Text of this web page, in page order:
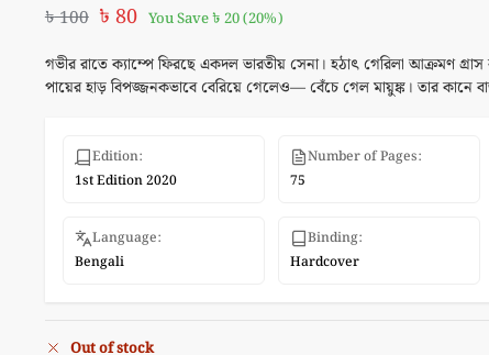
৳100 ৳ 80 You Save৳20(20%)
গভীর রাতে ক্যাম্পে ফিরছে একদল ভারতীয় সেনা। হঠাৎ গেরিলা আক্রমণ
পায়ের হাড় বিপজ্জনকভাবে বেরিয়ে গেলেও— বেঁচে গেল মায়ুঙ্ক। তার কানে
Edition:
1st Edition 2020
Number of Pages:
75
Language:
Bengali
Binding:
Hardcover
Out of stock